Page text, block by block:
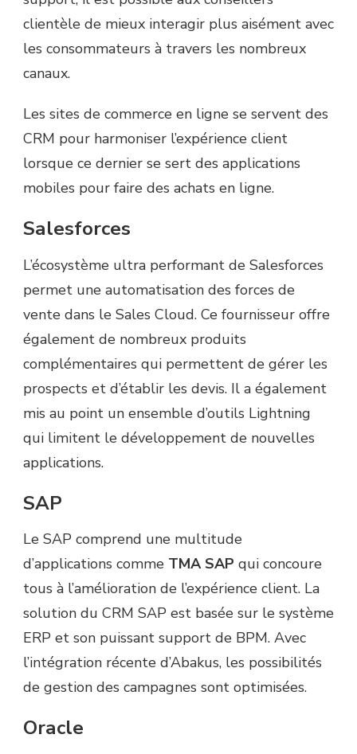
clientèle de mieux interagir plus aisément avec
les consommateurs à travers les nombreux
canaux.
Les sites de commerce en ligne se servent des
CRM pour harmoniser l’expérience client
lorsque ce dernier se sert des applications
mobiles pour faire des achats en ligne.
Salesforces
L’écosystème ultra performant de Salesforces
permet une automatisation des forces de
vente dans le Sales Cloud. Ce fournisseur offre
également de nombreux produits
complémentaires qui permettent de gérer les
prospects et d’établir les devis. Il a également
mis au point un ensemble d’outils Lightning
qui limitent le développement de nouvelles
applications.
SAP
Le SAP comprend une multitude
d’applications comme TMA SAP qui concoure
tous à l’amélioration de l’expérience client. La
solution du CRM SAP est basée sur le système
ERP et son puissant support de BPM. Avec
l’intégration récente d’Abakus, les possibilités
de gestion des campagnes sont optimisées.
Oracle